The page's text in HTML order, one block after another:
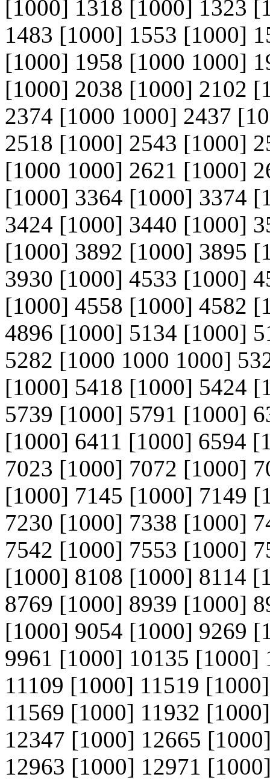
[1000] 1318 [1000] 1323
1483 [1000] 1553 [1000]
[1000] 1958 [1000 1000]
[1000] 2038 [1000] 2102
2374 [1000 1000] 2437
2518 [1000] 2543 [1000]
[1000 1000] 2621 [1000]
[1000] 3364 [1000] 3374
3424 [1000] 3440 [1000]
[1000] 3892 [1000] 3895
3930 [1000] 4533 [1000]
[1000] 4558 [1000] 4582
4896 [1000] 5134 [1000]
5282 [1000 1000 1000]
[1000] 5418 [1000] 5424
5739 [1000] 5791 [1000]
[1000] 6411 [1000] 6594
7023 [1000] 7072 [1000]
[1000] 7145 [1000] 7149
7230 [1000] 7338 [1000]
7542 [1000] 7553 [1000]
[1000] 8108 [1000] 8114
8769 [1000] 8939 [1000]
[1000] 9054 [1000] 9269
9961 [1000] 10135 [1000]
11109 [1000] 11519
11569 [1000] 11932
12347 [1000] 12665
12963 [1000] 12971